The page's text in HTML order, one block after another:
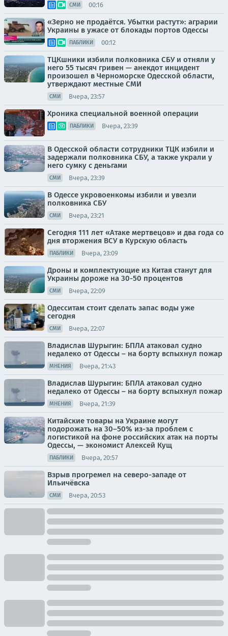
СМИ 00:16
«Зерно не продаётся. Убытки растут»: аграрии
Украины в ужасе от блокады портов Одессы
ПАБЛИКИ 00:12
ТЦКшники избили полковника СБУ и отняли у
него 55 тысяч гривен — анекдот инцидент
произошел в Черноморске Одесской области,
утверждают местные СМИ
СМИ Вчера, 23:57
Хроника специальной военной операции
ПАБЛИКИ Вчера, 23:39
В Одесской области сотрудники ТЦК избили и
задержали полковника СБУ, а также украли у
него сумку с деньгами
СМИ Вчера, 23:39
В Одессе укровоенкомы избили и увезли
полковника СБУ
СМИ Вчера, 23:21
Сегодня 111 лет «Атаке мертвецов» и два года со
дня вторжения ВСУ в Курскую область
ПАБЛИКИ Вчера, 23:09
Дроны и комплектующие из Китая станут для
Украины дороже на 30-50 процентов
СМИ Вчера, 22:09
Одесситам стоит сделать запас воды уже
сегодня
СМИ Вчера, 22:07
Владислав Шурыгин: БПЛА атаковал судно
недалеко от Одессы – на борту вспыхнул пожар
МНЕНИЯ Вчера, 21:43
Владислав Шурыгин: БПЛА атаковал судно
недалеко от Одессы – на борту вспыхнул пожар
МНЕНИЯ Вчера, 21:39
Китайские товары на Украине могут
подорожать на 30–50% из-за проблем с
логистикой на фоне российских атак на порты
Одессы, — экономист Алексей Кущ
ПАБЛИКИ Вчера, 20:57
Взрыв прогремел на северо-западе от
Ильичёвска
СМИ Вчера, 20:53